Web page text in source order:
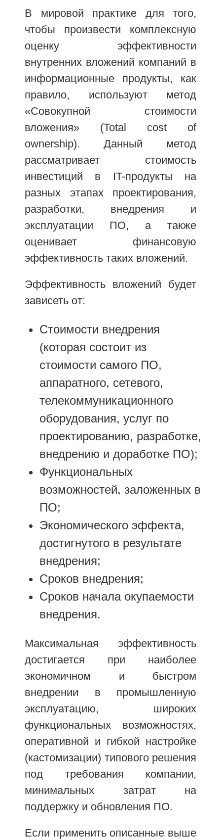
В мировой практике для того,
чтобы произвести комплексную
оценку эффективности
внутренних вложений компаний в
информационные продукты, как
правило, используют метод
«Совокупной стоимости
вложения» (Total cost of
ownership). Данный метод
рассматривает стоимость
инвестиций в IT-продукты на
разных этапах проектирования,
разработки, внедрения и
эксплуатации ПО, а также
оценивает финансовую
эффективность таких вложений.
Эффективность вложений будет
зависеть от:
Стоимости внедрения
(которая состоит из
стоимости самого ПО,
аппаратного, сетевого,
телекоммуникационного
оборудования, услуг по
проектированию, разработке,
внедрению и доработке ПО);
Функциональных
возможностей, заложенных в
ПО;
Экономического эффекта,
достигнутого в результате
внедрения;
Сроков внедрения;
Сроков начала окупаемости
внедрения.
Максимальная эффективность
достигается при наиболее
экономичном и быстром
внедрении в промышленную
эксплуатацию, широких
функциональных возможностях,
оперативной и гибкой настройке
(кастомизации) типового решения
под требования компании,
минимальных затрат на
поддержку и обновления ПО.
Если применить описанные выше